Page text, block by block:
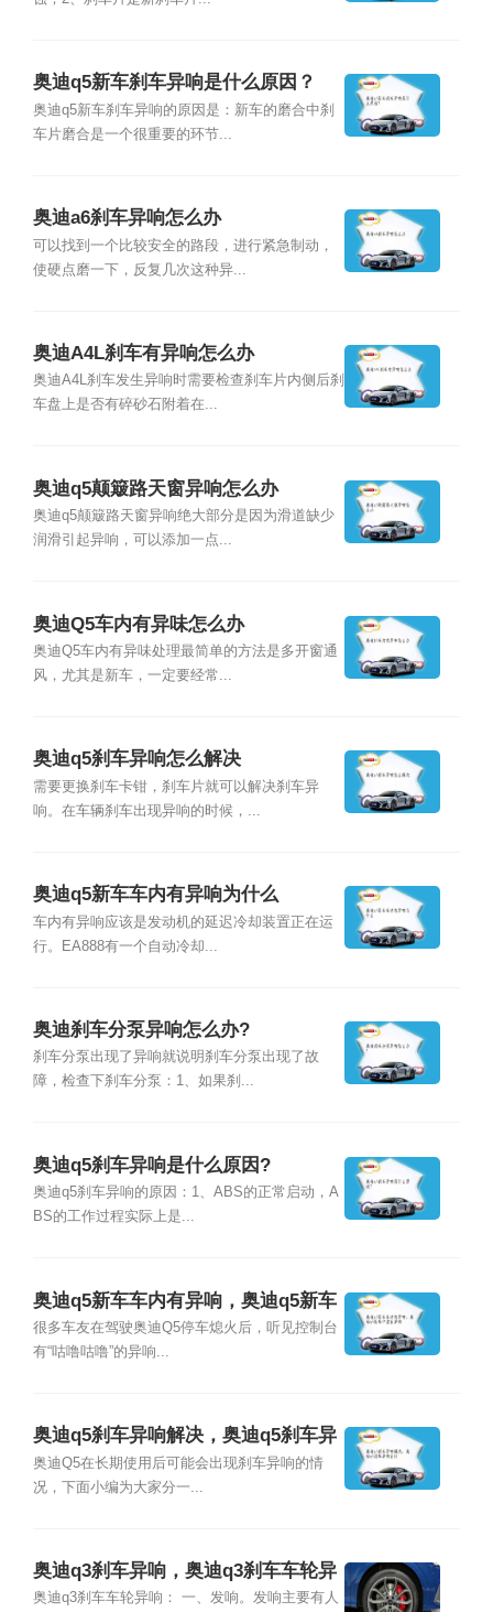
奥迪q5新车刹车异响是什么原因？
奥迪q5新车刹车异响的原因是：新车的磨合中刹
车片磨合是一个很重要的环节...
奥迪a6刹车异响怎么办
可以找到一个比较安全的路段，进行紧急制动，
使硬点磨一下，反复几次这种异...
奥迪A4L刹车有异响怎么办
奥迪A4L刹车发生异响时需要检查刹车片内侧后刹
车盘上是否有碎砂石附着在...
奥迪q5颠簸路天窗异响怎么办
奥迪q5颠簸路天窗异响绝大部分是因为滑道缺少
润滑引起异响，可以添加一点...
奥迪Q5车内有异味怎么办
奥迪Q5车内有异味处理最简单的方法是多开窗通
风，尤其是新车，一定要经常...
奥迪q5刹车异响怎么解决
需要更换刹车卡钳，刹车片就可以解决刹车异
响。在车辆刹车出现异响的时候，...
奥迪q5新车车内有异响为什么
车内有异响应该是发动机的延迟冷却装置正在运
行。EA888有一个自动冷却...
奥迪刹车分泵异响怎么办?
刹车分泵出现了异响就说明刹车分泵出现了故
障，检查下刹车分泵：1、如果刹...
奥迪q5刹车异响是什么原因?
奥迪q5刹车异响的原因：1、ABS的正常启动，A
BS的工作过程实际上是...
奥迪q5新车车内有异响，奥迪q5新车
中控台异响
很多车友在驾驶奥迪Q5停车熄火后，听见控制台
有“咕噜咕噜”的异响...
奥迪q5刹车异响解决，奥迪q5刹车异
响召回
奥迪Q5在长期使用后可能会出现刹车异响的情
况，下面小编为大家分一...
奥迪q3刹车异响，奥迪q3刹车车轮异
响
奥迪q3刹车车轮异响： 一、发响。发响主要有人